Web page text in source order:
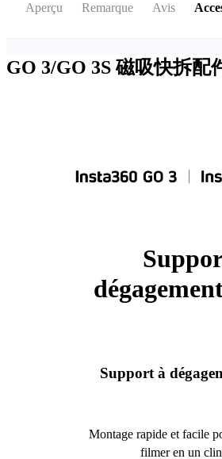
Aperçu Remarque Avis
GO 3/GO 3S 磁吸快拆配
Support à
Montage rapide et facile
filmer en un